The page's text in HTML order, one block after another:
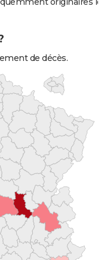
de décès.